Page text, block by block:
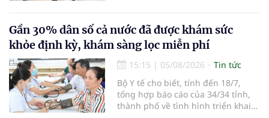
em bé đầu tiên chào đời.
Gần 30% dân số cả nước đã được khám sức
khỏe định kỳ, khám sàng lọc miễn phí
15:15 | 05/08/2026
Tin tức
Bộ Y tế cho biết, tính đến 18/7,
tổng hợp báo cáo của 34/34 tỉnh,
thành phố về tình hình triển khai